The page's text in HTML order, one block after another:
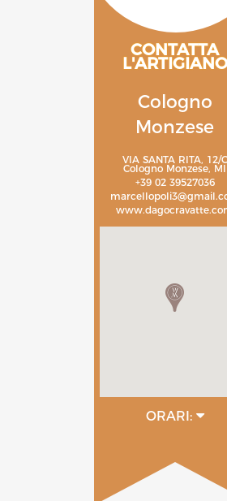
CONTATTA
L'ARTIGIANO
Cologno
Monzese
VIA SANTA RITA, 12/C
Cologno Monzese, MI
+39 02 39527036
ORARI: